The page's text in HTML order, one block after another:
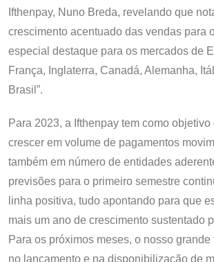
Ifthenpay, Nuno Breda, revelando que
crescimento acentuado das vendas para
especial destaque para os mercados de
França, Inglaterra, Canadá, Alemanha,
Brasil”.
Para 2023, a Ifthenpay tem como objetivo
crescer em volume de pagamentos
também em número de entidades
previsões para o primeiro semestre
linha positiva, tudo apontando para que
mais um ano de crescimento sustentado
Para os próximos meses, o nosso grande
no lançamento e na disponibilização de